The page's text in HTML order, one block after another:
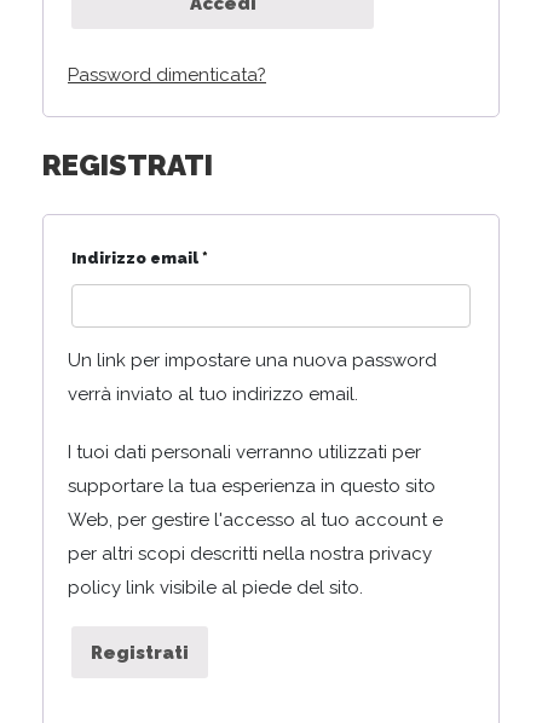
Password dimenticata?
REGISTRATI
Indirizzo email *
Un link per impostare una nuova password
verrà inviato al tuo indirizzo email.
I tuoi dati personali verranno utilizzati per
supportare la tua esperienza in questo sito
Web, per gestire l'accesso al tuo account e
per altri scopi descritti nella nostra privacy
policy link visibile al piede del sito.
Registrati